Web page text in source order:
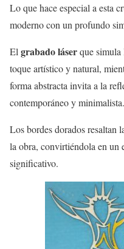
Lo que hace especial a esta
moderno con un profundo
El grabado láserque simula
toque artístico y natural,
forma abstracta invita a la
contemporáneo y minimalista.
Los bordes dorados resaltan
la obra, convirtiéndola en un
significativo.